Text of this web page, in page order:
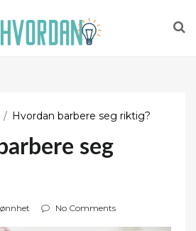
Hvordan barbere seg riktig?
seg
No Comments